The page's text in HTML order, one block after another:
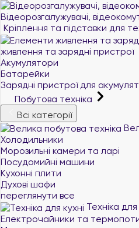
Відеорозгалужувачі,
Кріплення та підставки для
живлення та зарядні пристрої
Акумулятори
Батарейки
Зарядні пристрої для
Побутова техніка
Всі категорії
Холодильники
Морозильні камери та ларі
Посудомийні машини
Кухонні плити
Духові шафи
переглянути все
Техніка для
Електрочайники та